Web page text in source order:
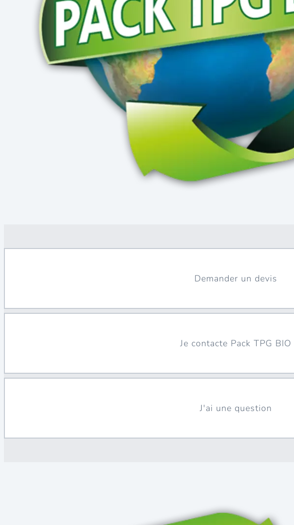
Demander un devis
Je contacte Pack TPG BIO
J'ai une question